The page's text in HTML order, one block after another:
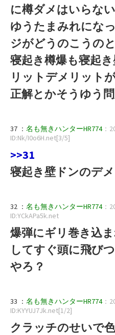
に樽ダメはいらな
ゆうたまみれにな
ジがどうのこうの
寝起き樽爆も寝起
リットデメリット
正解とかそうゆう
37 ： 名も無きハンターHR774：
ID:Nk/I0o6H.net[3/5]
>>31
寝起き壁ドンのデ
32 ： 名も無きハンターHR774：
ID:YCkAPa5k.net
爆弾にギリ巻き込
してすぐ頭に飛び
やろ？
33 ： 名も無きハンターHR774：
ID:KYYUJ7Jk.net[1/2]
クラッチのせいで